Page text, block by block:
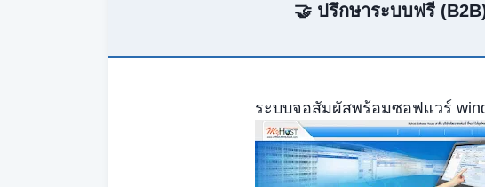
🤝 ปรึกษาระบบฟรี
ระบบจอสัมผัสพร้อมซอฟแวร์